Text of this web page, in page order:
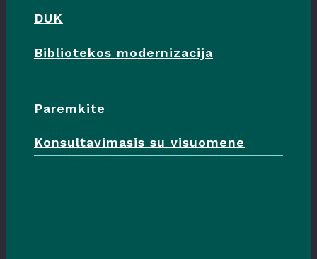
DUK
Bibliotekos modernizacija
Paremkite
Konsultavimasis su visuomene